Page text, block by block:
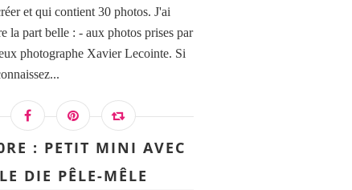
et qui contient 30 photos. J'ai
la part belle : - aux photos prises par
photographe Xavier Lecointe. Si
: PETIT MINI AVEC
LE DIE PÊLE-MÊLE